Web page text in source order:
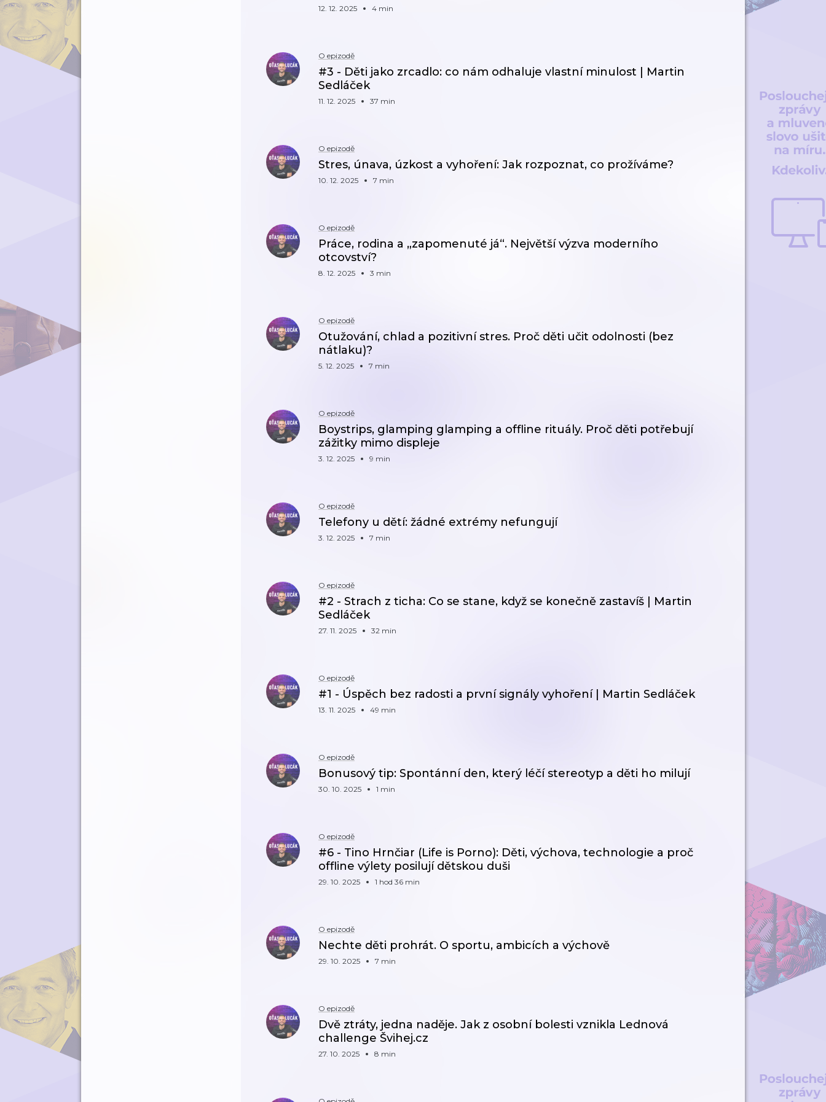
12. 12. 2025 4 min
O epizodě
#3 - Děti jako zrcadlo: co nám odhaluje vlastní minulost | Martin
Sedláček
11. 12. 2025 37 min
O epizodě
Stres, únava, úzkost a vyhoření: Jak rozpoznat, co prožíváme?
10. 12. 2025 7 min
O epizodě
Práce, rodina a „zapomenuté já“. Největší výzva moderního
otcovství?
8. 12. 2025 3 min
O epizodě
Otužování, chlad a pozitivní stres. Proč děti učit odolnosti (bez
nátlaku)?
5. 12. 2025 7 min
O epizodě
Boystrips, glamping glamping a offline rituály. Proč děti potřebují
zážitky mimo displeje
3. 12. 2025 9 min
O epizodě
Telefony u dětí: žádné extrémy nefungují
3. 12. 2025 7 min
O epizodě
#2 - Strach z ticha: Co se stane, když se konečně zastavíš | Martin
Sedláček
27. 11. 2025 32 min
O epizodě
#1 - Úspěch bez radosti a první signály vyhoření | Martin Sedláček
13. 11. 2025 49 min
O epizodě
Bonusový tip: Spontánní den, který léčí stereotyp a děti ho milují
30. 10. 2025 1 min
O epizodě
#6 - Tino Hrnčiar (Life is Porno): Děti, výchova, technologie a proč
offline výlety posilují dětskou duši
29. 10. 2025 1 hod 36 min
O epizodě
Nechte děti prohrát. O sportu, ambicích a výchově
29. 10. 2025 7 min
O epizodě
Dvě ztráty, jedna naděje. Jak z osobní bolesti vznikla Lednová
challenge Švihej.cz
27. 10. 2025 8 min